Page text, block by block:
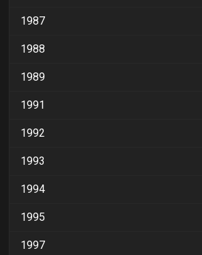
1987
1988
1989
1991
1992
1993
1994
1995
1997